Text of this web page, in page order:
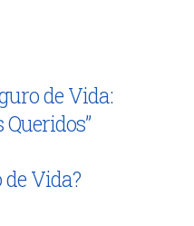
de Vida:
Vida?